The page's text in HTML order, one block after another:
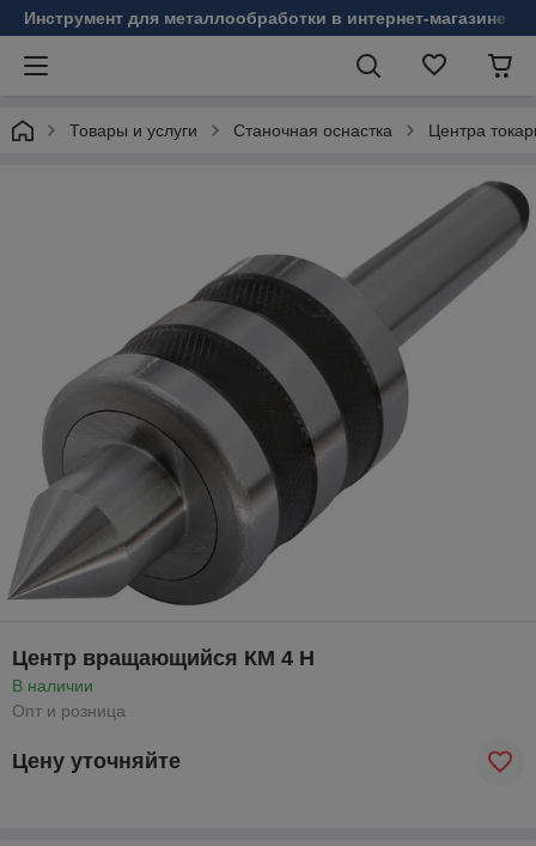
Инструмент для металлообработки в интернет-магазине
Товары и услуги Станочная оснастка Центра
Центр вращающийся КМ 4 Н
В наличии
Опт и розница
Цену уточняйте